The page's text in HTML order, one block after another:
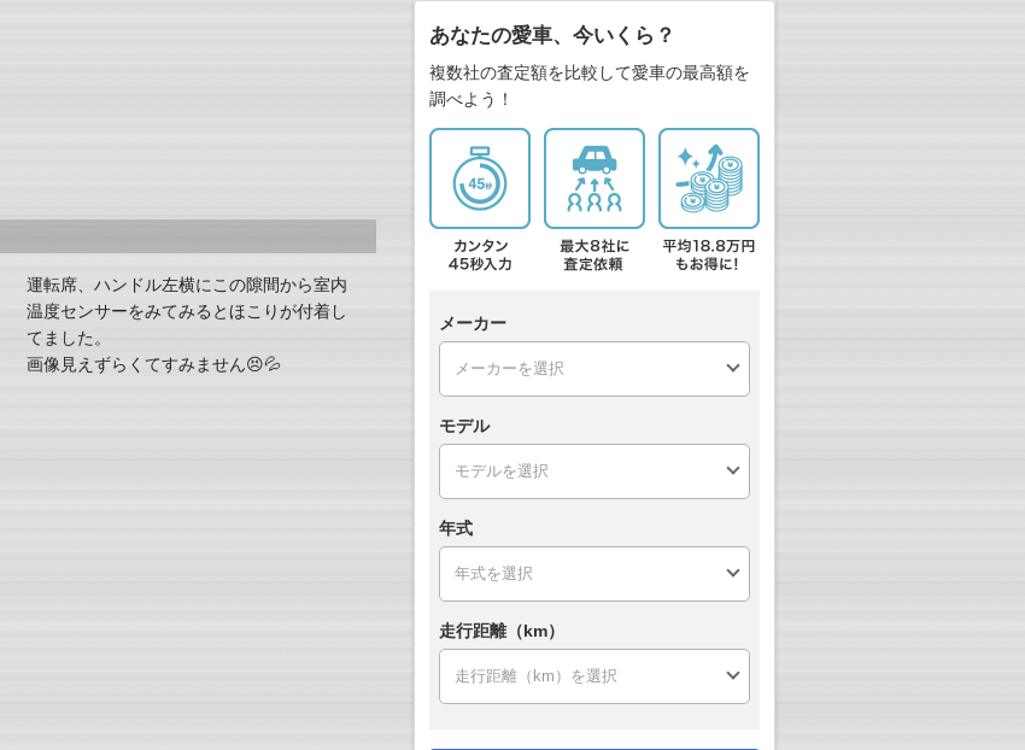
運転席、ハンドル左横にこの隙間から室内
温度センサーをみてみるとほこりが付着し
てました。
画像見えずらくてすみません😣💦
あなたの愛車、今いくら？
複数社の査定額を比較して愛車の最高額を
調べよう！
メーカー
モデル
年式
走行距離（km）